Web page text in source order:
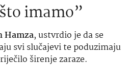
imamo”
Hamza, ustvrdio je da se
svi slučajevi te poduzimaju
širenje zaraze.